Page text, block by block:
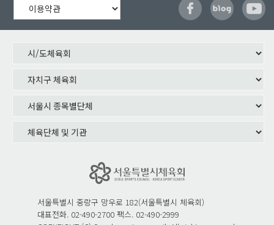
서울특별시 중랑구 망우로 182(서울특별시 체육회)
대표전화. 02-490-2700 팩스. 02-490-2999